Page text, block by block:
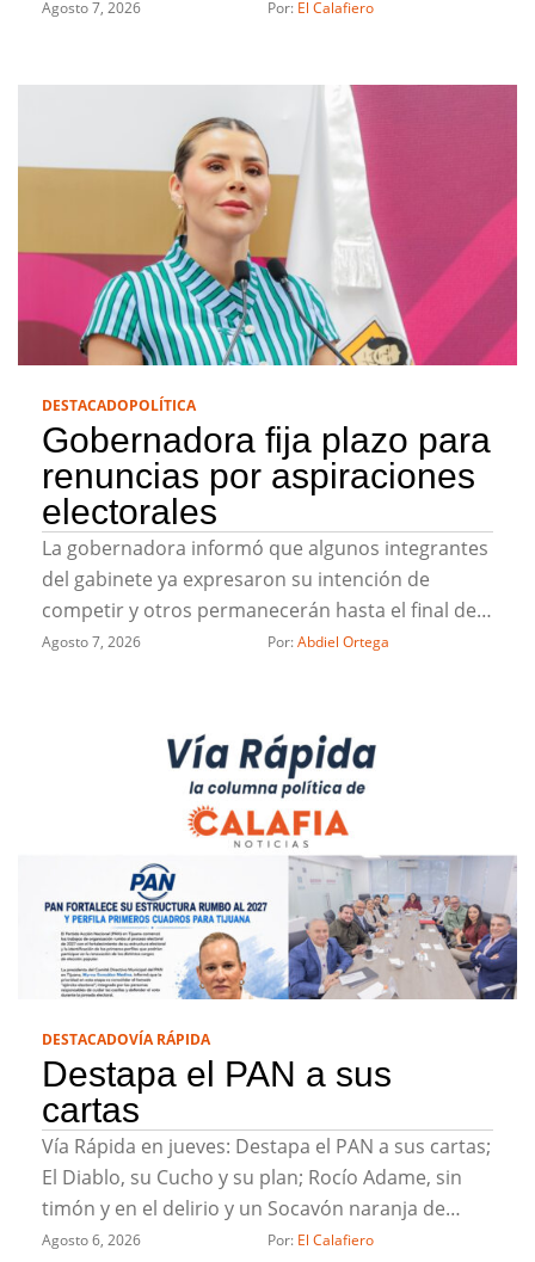
Agosto 7, 2026 Por: El Calafiero
DESTACADOPOLÍTICA
Gobernadora fija plazo para
renuncias por aspiraciones
electorales
La gobernadora informó que algunos integrantes
del gabinete ya expresaron su intención de
competir y otros permanecerán hasta el final de
la administración
Agosto 7, 2026 Por: Abdiel Ortega
DESTACADOVÍA RÁPIDA
Destapa el PAN a sus
cartas
Vía Rápida en jueves: Destapa el PAN a sus cartas;
El Diablo, su Cucho y su plan; Rocío Adame, sin
timón y en el delirio y un Socavón naranja de
Chicali
Agosto 6, 2026 Por: El Calafiero